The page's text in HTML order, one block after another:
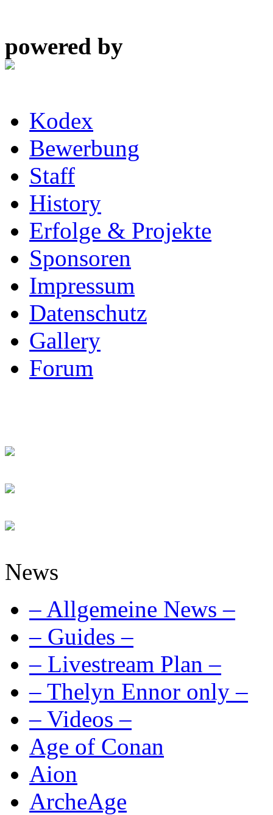
powered by
Kodex
Bewerbung
Staff
History
Erfolge & Projekte
Sponsoren
Impressum
Datenschutz
Gallery
Forum
News
– Allgemeine News –
– Guides –
– Livestream Plan –
– Thelyn Ennor only –
– Videos –
Age of Conan
Aion
ArcheAge